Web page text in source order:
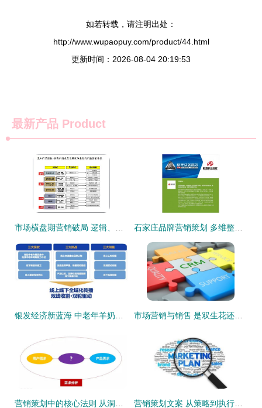
如若转载，请注明出处：
http://www.wupaopuy.com/product/44.html
更新时间：2026-08-04 20:19:53
最新产品 Product